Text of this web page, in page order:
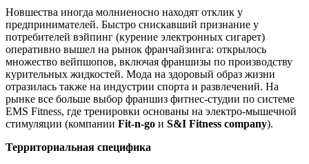
Новшества иногда молниеносно находят отклик у
предпринимателей. Быстро снискавший признание у
потребителей вэйпинг (курение электронных сигарет)
оперативно вышел на рынок франчайзинга: открылось
множество вейпшопов, включая франшизы по производству
курительных жидкостей. Мода на здоровый образ жизни
отразилась также на индустрии спорта и развлечений. На
рынке все больше выбор франшиз фитнес-студии по системе
EMS Fitness, где тренировки основаны на электро-мышечной
стимуляции (компании Fit-n-go и S&I Fitness company).
Территориальная специфика